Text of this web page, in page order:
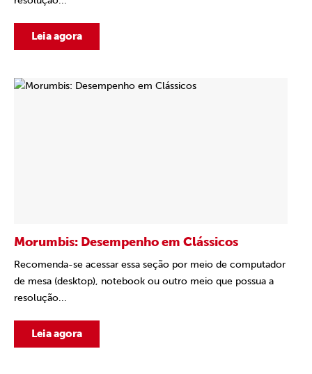
Leia agora
Morumbis: Desempenho em Clássicos
Recomenda-se acessar essa seção por meio de computador
de mesa (desktop), notebook ou outro meio que possua a
resolução...
Leia agora